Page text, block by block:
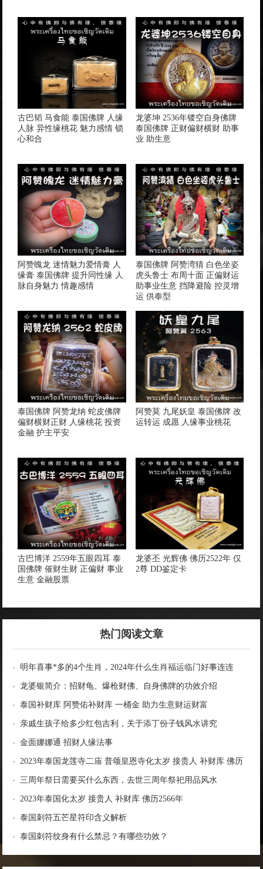
古巴韬 马食能 泰国佛牌 人缘
人脉 异性缘桃花 魅力感情 锁
心和合
龙婆坤 2536年镂空自身佛牌
泰国佛牌 正财偏财横财 助事
业 助生意
阿赞魄龙 迷情魅力爱情膏 人
缘膏 泰国佛牌 提升同性缘 人
脉自身魅力 情趣感情
泰国佛牌 阿赞湾猜 白色坐姿
虎头鲁士 布周十面 正偏财运
助事业生意 挡降避险 控灵增
运 供奉型
泰国佛牌 阿赞龙纳 蛇皮佛牌
偏财横财正财 人缘桃花 投资
金融 护主平安
阿赞莫 九尾妖皇 泰国佛牌 改
运转运 成愿 人缘事业桃花
古巴博洋 2559年五眼四耳 泰
国佛牌 催财生财 正偏财 事业
生意 金融股票
龙婆丕 光辉佛 佛历2522年 仅
2尊 DD鉴定卡
热门阅读文章
明年喜事*多的4个生肖，2024年什么生肖福运临门好事连连
龙婆银简介：招财龟、爆枪财佛、自身佛牌的功效介绍
泰国补财库 阿赞佑补财库 一桶金 助力生意财运财富
亲戚生孩子给多少红包吉利，关于添丁份子钱风水讲究
金面娜娜通 招财人缘法事
2023年泰国龙莲寺二庙 普颂皇恩寺化太岁 接贵人 补财库 佛历
2566年
三周年祭日需要买什么东西，去世三周年祭祀用品风水
2023年泰国化太岁 接贵人 补财库 佛历2566年
泰国刺符五芒星符印含义解析
泰国刺符纹身有什么禁忌？有哪些功效？